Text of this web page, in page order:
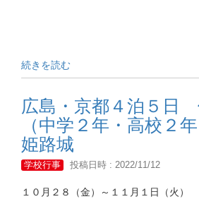
続きを読む
広島・京都４泊５日
（中学２年・高校２
姫路城
学校行事 投稿日時 : 2022/11/12
１０月２８（金）～１１月１日（火）